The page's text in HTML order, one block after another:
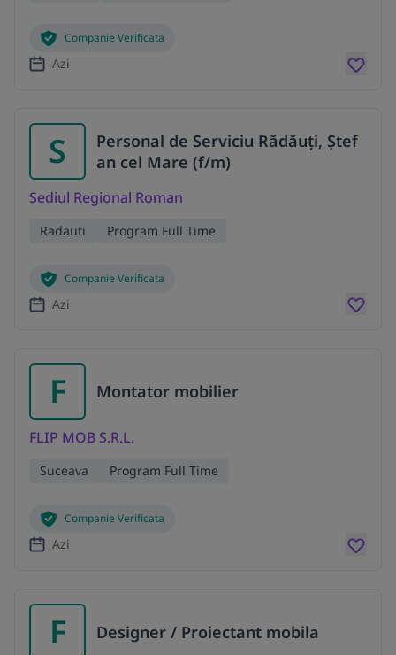
Companie Verificata
Azi
S
Personal de Serviciu Rădăuți, Ștef
an cel Mare (f/m)
Sediul Regional Roman
Radauti Program Full Time
Companie Verificata
Azi
F Montator mobilier
FLIP MOB S.R.L.
Suceava Program Full Time
Companie Verificata
Azi
F Designer / Proiectant mobila